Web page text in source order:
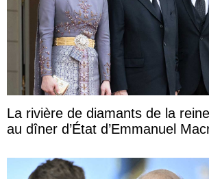
La rivière de diamants de la
au dîner d’État d’Emmanuel